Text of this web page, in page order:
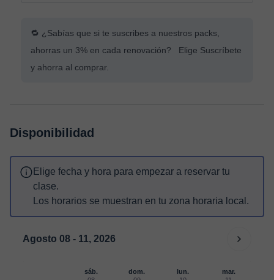
🔁 ¿Sabías que si te suscribes a nuestros packs,
ahorras un 3% en cada renovación? Elige Suscríbete
y ahorra al comprar.
Disponibilidad
Elige fecha y hora para empezar a reservar tu
clase.
Los horarios se muestran en tu zona horaria local.
Agosto 08 - 11, 2026
sáb.
dom.
lun.
mar.